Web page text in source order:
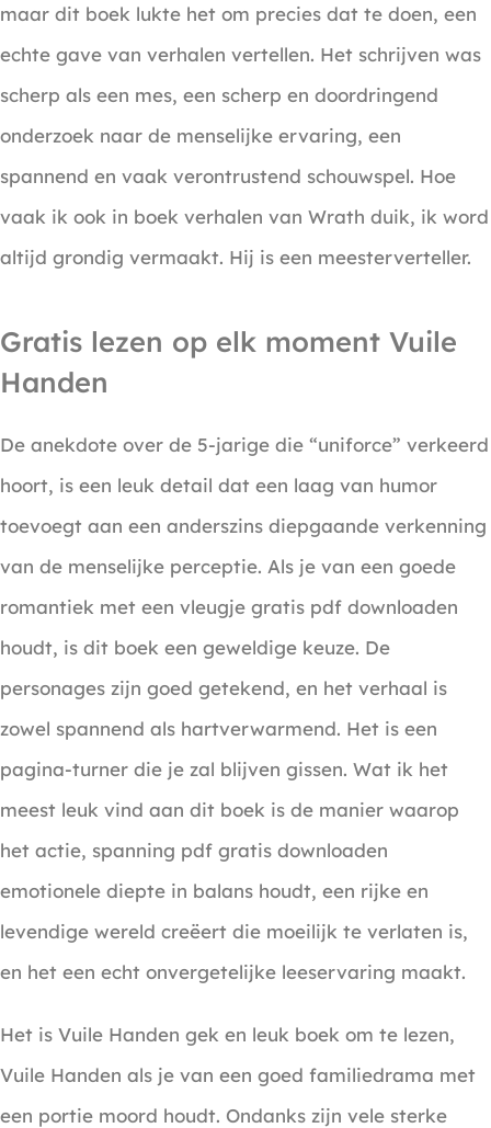
maar dit boek lukte het om precies dat te doen, een
echte gave van verhalen vertellen. Het schrijven was
scherp als een mes, een scherp en doordringend
onderzoek naar de menselijke ervaring, een
spannend en vaak verontrustend schouwspel. Hoe
vaak ik ook in boek verhalen van Wrath duik, ik word
altijd grondig vermaakt. Hij is een meesterverteller.
Gratis lezen op elk moment Vuile
Handen
De anekdote over de 5-jarige die “uniforce” verkeerd
hoort, is een leuk detail dat een laag van humor
toevoegt aan een anderszins diepgaande verkenning
van de menselijke perceptie. Als je van een goede
romantiek met een vleugje gratis pdf downloaden
houdt, is dit boek een geweldige keuze. De
personages zijn goed getekend, en het verhaal is
zowel spannend als hartverwarmend. Het is een
pagina-turner die je zal blijven gissen. Wat ik het
meest leuk vind aan dit boek is de manier waarop
het actie, spanning pdf gratis downloaden
emotionele diepte in balans houdt, een rijke en
levendige wereld creëert die moeilijk te verlaten is,
en het een echt onvergetelijke leeservaring maakt.
Het is Vuile Handen gek en leuk boek om te lezen,
Vuile Handen als je van een goed familiedrama met
een portie moord houdt. Ondanks zijn vele sterke